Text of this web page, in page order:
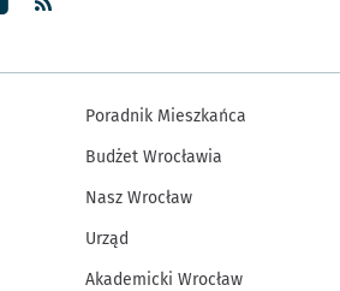
Poradnik Mieszkańca
Budżet Wrocławia
Nasz Wrocław
Urząd
Akademicki Wrocław